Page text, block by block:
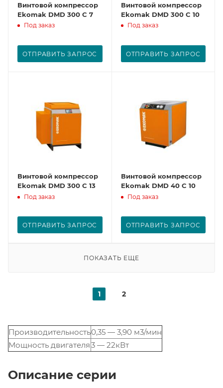
Винтовой компрессор
Ekomak DMD 300 C 7
Под заказ
ОТПРАВИТЬ ЗАПРОС
Винтовой компрессор
Ekomak DMD 300 C 10
Под заказ
ОТПРАВИТЬ ЗАПРОС
Винтовой компрессор
Ekomak DMD 300 C 13
Под заказ
ОТПРАВИТЬ ЗАПРОС
Винтовой компрессор
Ekomak DMD 40 C 10
Под заказ
ОТПРАВИТЬ ЗАПРОС
ПОКАЗАТЬ ЕЩЕ
1 2
Производительность0,35 — 3,90 м3/мин
Мощность двигателя3 — 22кВт
Описание серии